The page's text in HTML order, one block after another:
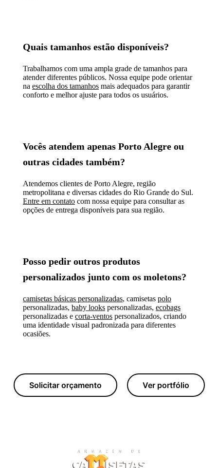
Quais tamanhos estão disponíveis?
Trabalhamos com uma ampla grade de tamanhos para
atender diferentes públicos. Nossa equipe pode orientar
na escolha dos tamanhos mais adequados para garantir
conforto e melhor ajuste para todos os usuários.
Vocês atendem apenas Porto Alegre ou
outras cidades também?
Atendemos clientes de Porto Alegre, região
metropolitana e diversas cidades do Rio Grande do Sul.
Entre em contato com nossa equipe para consultar as
opções de entrega disponíveis para sua região.
Posso pedir outros produtos
personalizados junto com os moletons?
camisetas básicas personalizadas, camisetas polo
personalizadas, baby looks personalizadas, ecobags
personalizadas e corta-ventos personalizados, criando
uma identidade visual padronizada para diferentes
ocasiões.
Solicitar orçamento Ver portfólio